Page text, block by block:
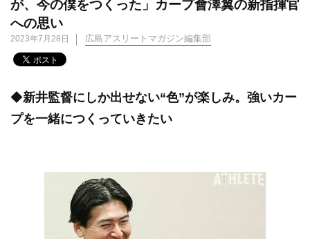
が、今の僕をつくった」カープ會澤翼の新指揮官
への思い
2023年7月28日 広島アスリートマガジン編集部
◆新井監督にしか出せない“色”が楽しみ。強いカー
プを一緒につくっていきたい